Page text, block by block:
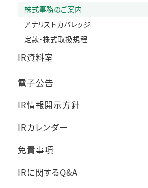
株式事務のご案内
アナリストカバレッジ
定款・株式取扱規程
IR資料室
電子公告
IR情報開示方針
IRカレンダー
免責事項
IRに関するQ&A